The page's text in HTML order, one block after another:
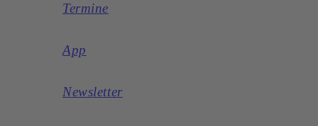
Termine
App
Newsletter